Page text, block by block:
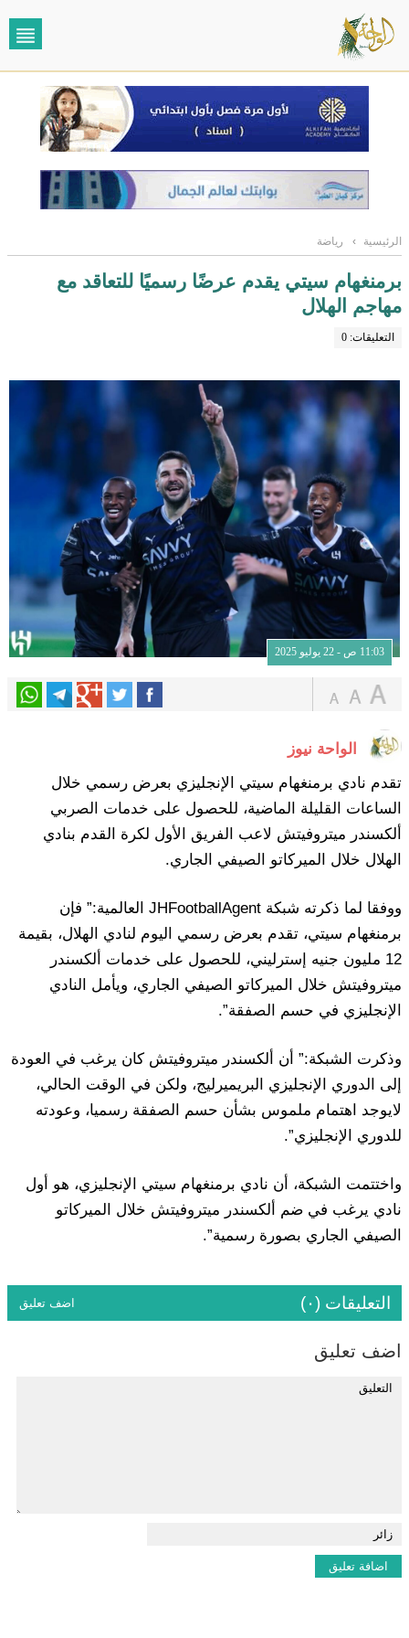
الرئيسية › رياضة
برمنغهام سيتي يقدم عرضًا رسميًا للتعاقد مع
مهاجم الهلال
التعليقات: 0
11:03 ص - 22 يوليو 2025
الواحة نيوز
تقدم نادي برمنغهام سيتي الإنجليزي بعرض رسمي خلال
الساعات القليلة الماضية، للحصول على خدمات الصربي
ألكسندر ميتروفيتش لاعب الفريق الأول لكرة القدم بنادي
الهلال خلال الميركاتو الصيفي الجاري.
ووفقا لما ذكرته شبكة JHFootballAgent العالمية:” فإن
برمنغهام سيتي، تقدم بعرض رسمي اليوم لنادي الهلال، بقيمة
12 مليون جنيه إسترليني، للحصول على خدمات ألكسندر
ميتروفيتش خلال الميركاتو الصيفي الجاري، ويأمل النادي
الإنجليزي في حسم الصفقة”.
وذكرت الشبكة:” أن ألكسندر ميتروفيتش كان يرغب في العودة
إلى الدوري الإنجليزي البريميرليج، ولكن في الوقت الحالي،
لايوجد اهتمام ملموس بشأن حسم الصفقة رسميا، وعودته
للدوري الإنجليزي”.
واختتمت الشبكة، أن نادي برمنغهام سيتي الإنجليزي، هو أول
نادي يرغب في ضم ألكسندر ميتروفيتش خلال الميركاتو
الصيفي الجاري بصورة رسمية”.
التعليقات (٠) اضف تعليق
اضف تعليق